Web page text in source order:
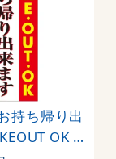
持ち帰り出
OK (